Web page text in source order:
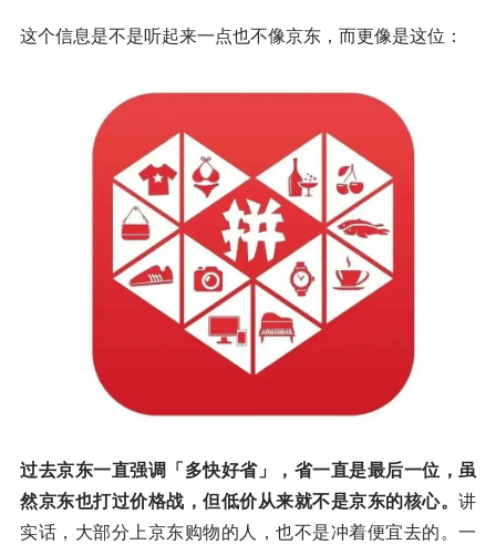
这个信息是不是听起来一点也不像京东，而更像是这位：
过去京东一直强调「多快好省」，省一直是最后一位，虽
然京东也打过价格战，但低价从来就不是京东的核心。 讲
实话，大部分上京东购物的人，也不是冲着便宜去的。一